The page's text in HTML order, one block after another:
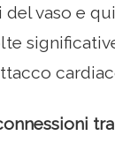
vaso e